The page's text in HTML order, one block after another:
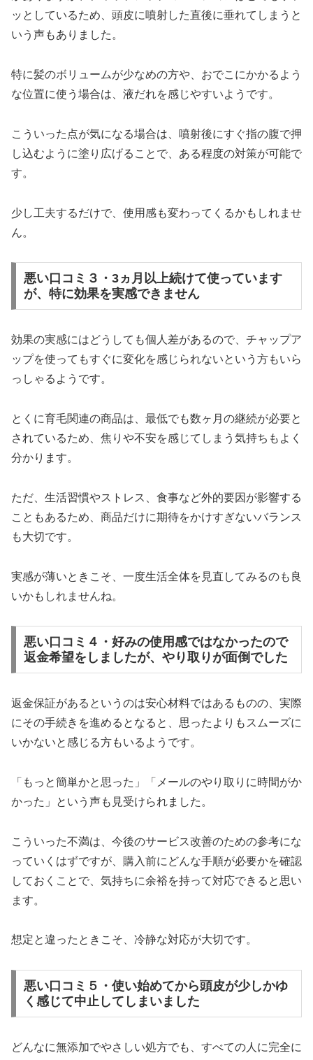
ッとしているため、頭皮に噴射した直後に垂れてしまうと
いう声もありました。
特に髪のボリュームが少なめの方や、おでこにかかるよう
な位置に使う場合は、液だれを感じやすいようです。
こういった点が気になる場合は、噴射後にすぐ指の腹で押
し込むように塗り広げることで、ある程度の対策が可能で
す。
少し工夫するだけで、使用感も変わってくるかもしれませ
ん。
悪い口コミ３・3ヵ月以上続けて使っています
が、特に効果を実感できません
効果の実感にはどうしても個人差があるので、チャップア
ップを使ってもすぐに変化を感じられないという方もいら
っしゃるようです。
とくに育毛関連の商品は、最低でも数ヶ月の継続が必要と
されているため、焦りや不安を感じてしまう気持ちもよく
分かります。
ただ、生活習慣やストレス、食事など外的要因が影響する
こともあるため、商品だけに期待をかけすぎないバランス
も大切です。
実感が薄いときこそ、一度生活全体を見直してみるのも良
いかもしれませんね。
悪い口コミ４・好みの使用感ではなかったので
返金希望をしましたが、やり取りが面倒でした
返金保証があるというのは安心材料ではあるものの、実際
にその手続きを進めるとなると、思ったよりもスムーズに
いかないと感じる方もいるようです。
「もっと簡単かと思った」「メールのやり取りに時間がか
かった」という声も見受けられました。
こういった不満は、今後のサービス改善のための参考にな
っていくはずですが、購入前にどんな手順が必要かを確認
しておくことで、気持ちに余裕を持って対応できると思い
ます。
想定と違ったときこそ、冷静な対応が大切です。
悪い口コミ５・使い始めてから頭皮が少しかゆ
く感じて中止してしまいました
どんなに無添加でやさしい処方でも、すべての人に完全に